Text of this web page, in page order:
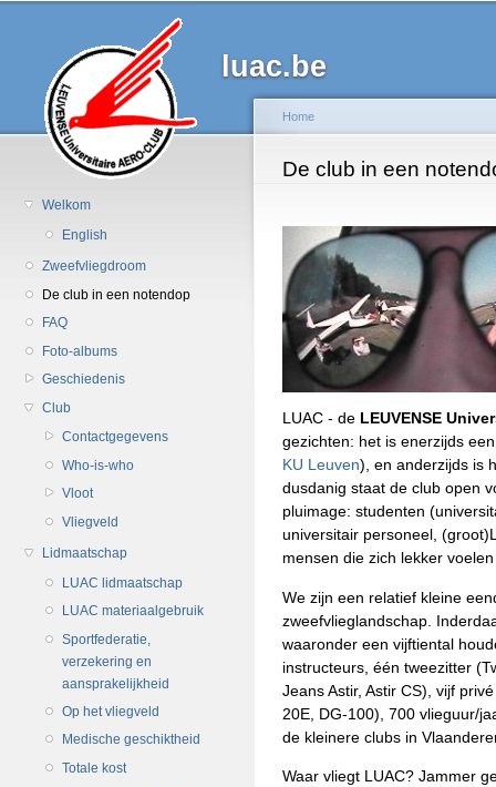
luac.be
Welkom
English
Zweefvliegdroom
De club in een notendop
FAQ
Foto-albums
Geschiedenis
Club
Contactgegevens
Who-is-who
Vloot
Vliegveld
Lidmaatschap
LUAC lidmaatschap
LUAC materiaalgebruik
Sportfederatie,
verzekering en
aansprakelijkheid
Op het vliegveld
Medische geschiktheid
Totale kost
U bent hier
Home
De club in een
LUAC - de LEUVENSE
gezichten: het is enerzijds
KU Leuven), en anderzijds is
dusdanig staat de club open
pluimage: studenten
universitair personeel,
mensen die zich lekker
We zijn een relatief kleine
zweefvlieglandschap.
waaronder een vijftiental
instructeurs, één tweezitter
Jeans Astir, Astir CS), vijf
20E, DG-100), 700 vlieguur/
de kleinere clubs in
Waar vliegt LUAC? Jammer